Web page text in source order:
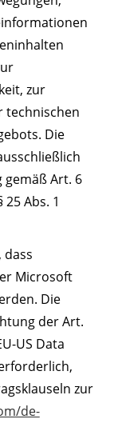
zur
technischen
Die
gemäß Art. 6
Abs. 1
dass
Microsoft
Die
der Art.
US Data
zur
de-